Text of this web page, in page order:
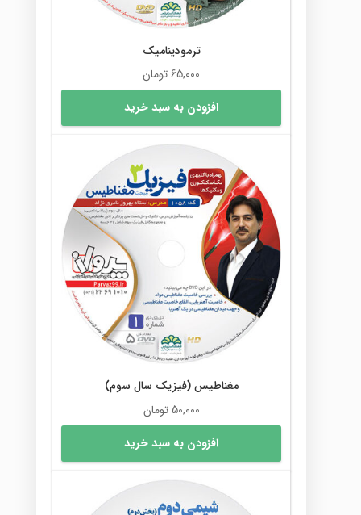
ترمودینامیک
65,000تومان
افزودن به سبد خرید
مغناطیس (فیزیک سال سوم)
50,000 تومان
افزودن به سبد خرید